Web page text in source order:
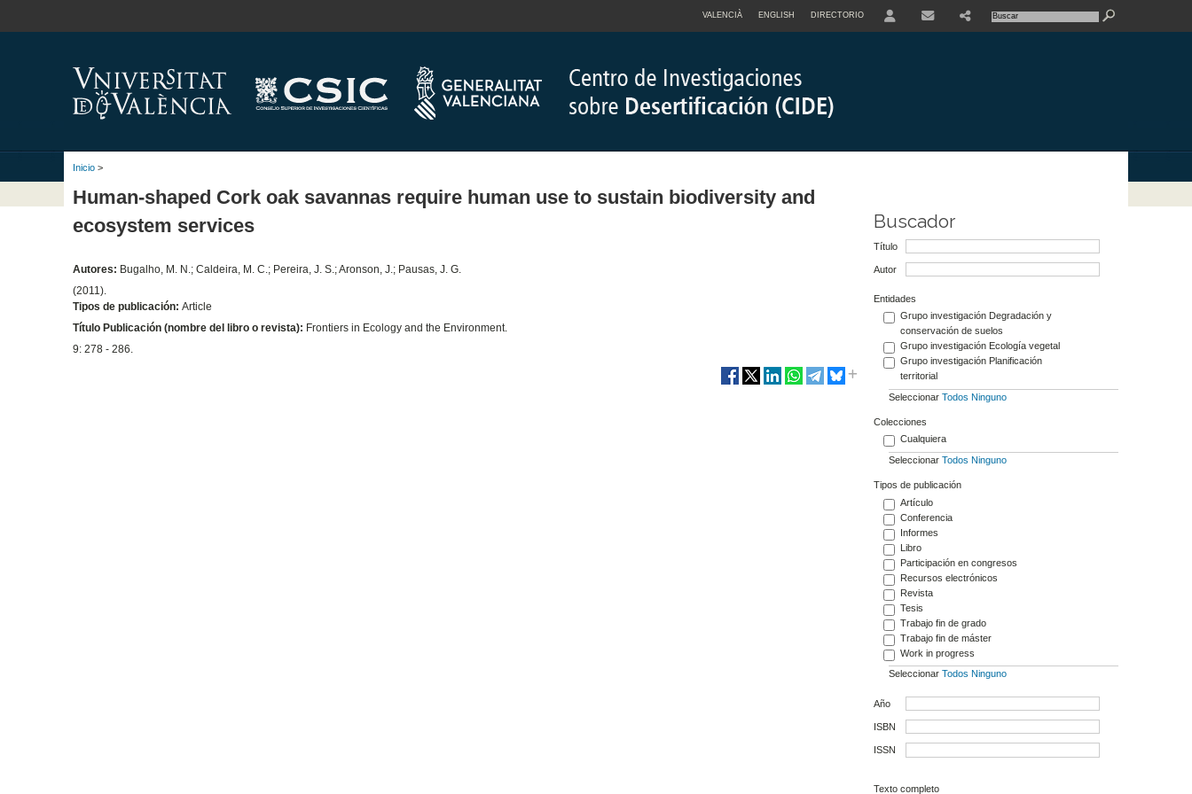
VALENCIÀ ENGLISH DIRECTORIO
Inicio >
Human-shaped Cork oak savannas require human use to sustain biodiversity and
ecosystem services
Autores: Bugalho, M. N.; Caldeira, M. C.; Pereira, J. S.; Aronson, J.; Pausas, J. G.
(2011).
Tipos de publicación: Article
Título Publicación (nombre del libro o revista): Frontiers in Ecology and the Environment.
9: 278 - 286.
Buscador
Título
Autor
Entidades
Grupo investigación Degradación y
conservación de suelos
Grupo investigación Ecología vegetal
Grupo investigación Planificación
territorial
Seleccionar Todos Ninguno
Colecciones
Cualquiera
Seleccionar Todos Ninguno
Tipos de publicación
Artículo
Conferencia
Informes
Libro
Participación en congresos
Recursos electrónicos
Revista
Tesis
Trabajo fin de grado
Trabajo fin de máster
Work in progress
Seleccionar Todos Ninguno
Año
ISBN
ISSN
Texto completo